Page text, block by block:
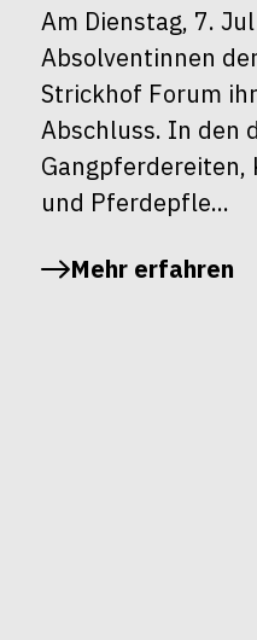
Am Dienstag, 7.
Absolventinnen
Strickhof Forum
Abschluss. In den
Gangpferdereiten,
und Pferdepfle...
Mehr erfahren